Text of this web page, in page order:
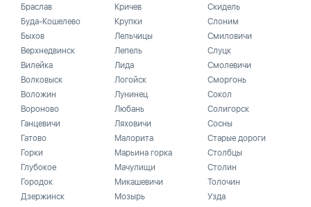
Браслав
Буда-Кошелево
Быхов
Верхнедвинск
Вилейка
Волковыск
Воложин
Вороново
Ганцевичи
Гатово
Горки
Глубокое
Городок
Дзержинск
Кричев
Крупки
Лельчицы
Лепель
Лида
Логойск
Лунинец
Любань
Ляховичи
Малорита
Марьина горка
Мачулищи
Микашевичи
Мозырь
Скидель
Слоним
Смиловичи
Слуцк
Смолевичи
Сморгонь
Сокол
Солигорск
Сосны
Старые дороги
Столбцы
Столин
Толочин
Узда